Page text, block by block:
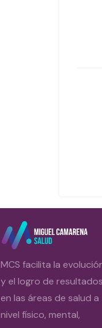
MCS facilita la
y el logro de resultados
en las áreas de salud a
nivel físico, mental,